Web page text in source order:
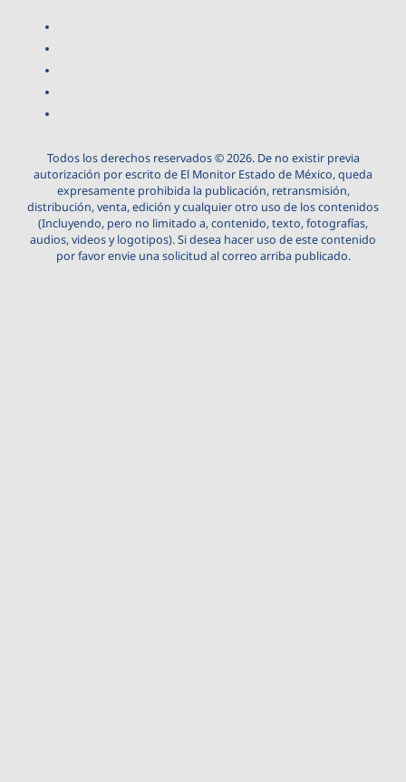
Todos los derechos reservados © 2026. De no existir previa
autorización por escrito de El Monitor Estado de México, queda
expresamente prohibida la publicación, retransmisión,
distribución, venta, edición y cualquier otro uso de los contenidos
(Incluyendo, pero no limitado a, contenido, texto, fotografías,
audios, videos y logotipos). Si desea hacer uso de este contenido
por favor envie una solicitud al correo arriba publicado.